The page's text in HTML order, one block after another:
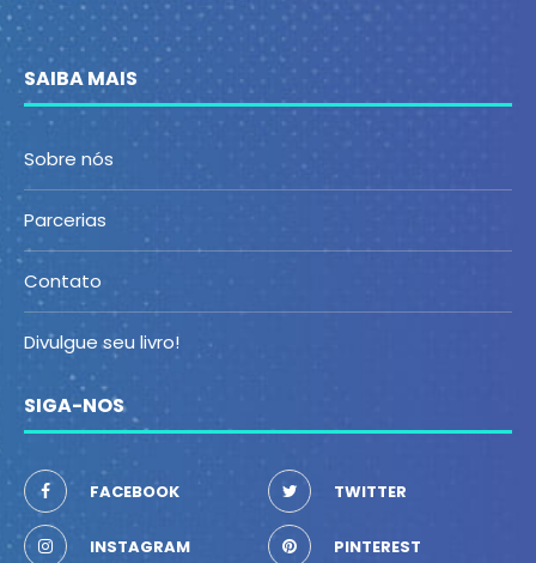
SAIBA MAIS
Sobre nós
Parcerias
Contato
Divulgue seu livro!
SIGA-NOS
FACEBOOK TWITTER
INSTAGRAM PINTEREST